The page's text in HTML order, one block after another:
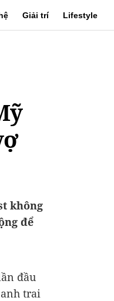
Giải trí Lifestyle
không
để
đầu
trai